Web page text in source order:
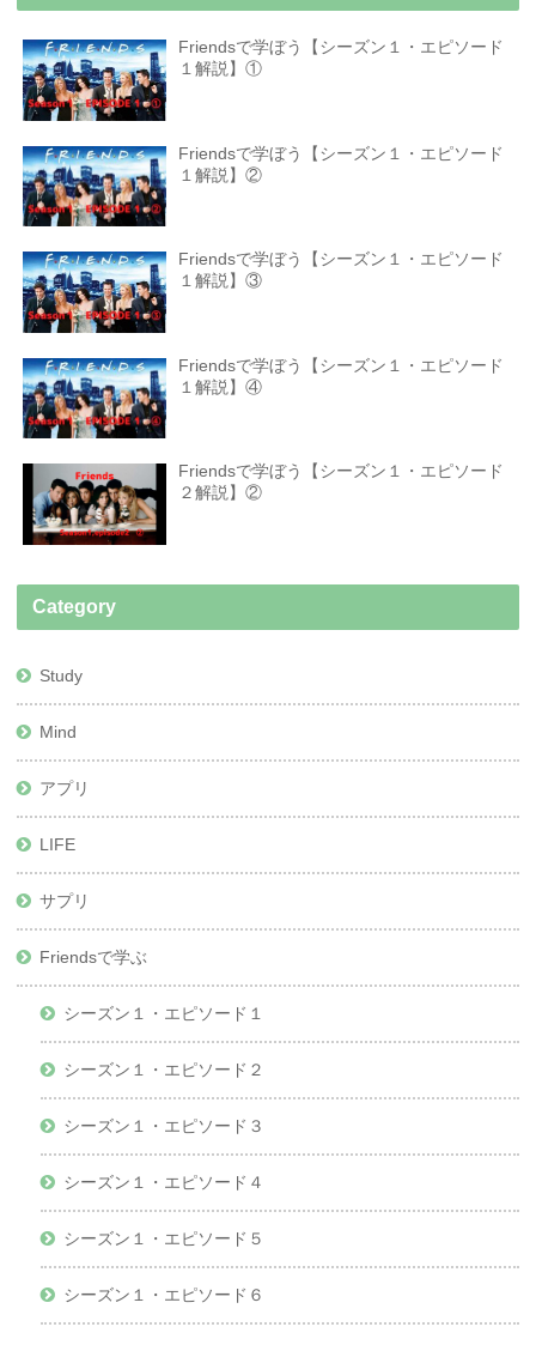
Friendsで学ぼう【シーズン１・エピソード
１解説】①
Friendsで学ぼう【シーズン１・エピソード
１解説】②
Friendsで学ぼう【シーズン１・エピソード
１解説】③
Friendsで学ぼう【シーズン１・エピソード
１解説】④
Friendsで学ぼう【シーズン１・エピソード
２解説】②
Category
Study
Mind
アプリ
LIFE
サプリ
Friendsで学ぶ
シーズン１・エピソード１
シーズン１・エピソード２
シーズン１・エピソード３
シーズン１・エピソード４
シーズン１・エピソード５
シーズン１・エピソード６